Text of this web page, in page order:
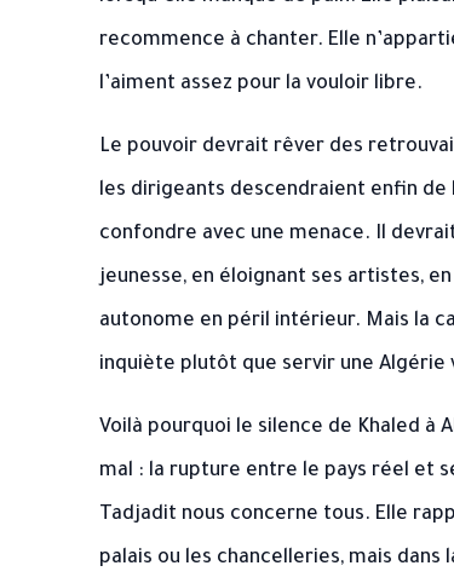
recommence à chanter. Elle
l’aiment assez pour la vouloir libre.
Le pouvoir devrait rêver des
les dirigeants descendraient enfin
confondre avec une menace. Il
jeunesse, en éloignant ses artistes,
autonome en péril intérieur. Mais la
inquiète plutôt que servir une Algérie
Voilà pourquoi le silence de Khaled
mal : la rupture entre le pays réel et
Tadjadit nous concerne tous. Elle
palais ou les chancelleries, mais dans